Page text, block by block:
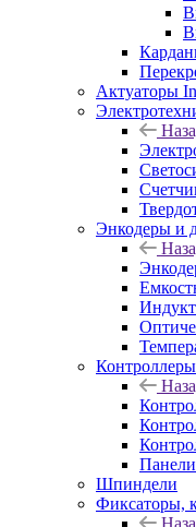
Актуаторы
Энкодеры и
Шпиндели
Фиксаторы,